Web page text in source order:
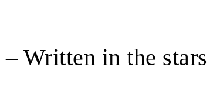
Written in the stars